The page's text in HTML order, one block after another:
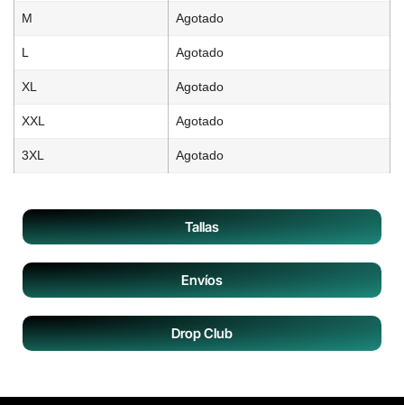
M Agotado
L Agotado
XL Agotado
XXL Agotado
3XL Agotado
Tallas
Envíos
Drop Club